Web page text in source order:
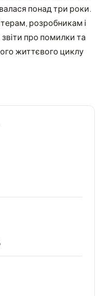
понад три роки.
розробникам і
про помилки та
життєвого циклу